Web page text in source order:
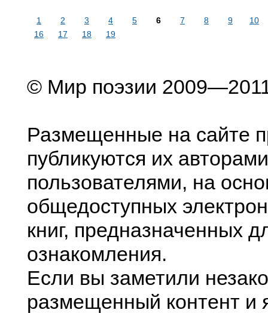
1 2 3 4 5 6 7 8 9
10
16
17 18 19
© Мир поэзии
Размещенные на сайте
публикуются их
пользователями, на
общедоступных
книг, предназначенных
ознакомления.
Если вы заметили
размещенный контент и